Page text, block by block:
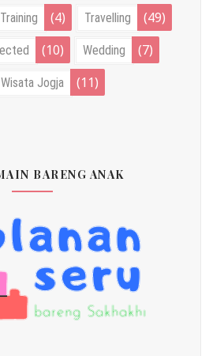
(4) Travelling (49)
(10) Wedding (7)
Wisata Jogja (11)
BARENG ANAK